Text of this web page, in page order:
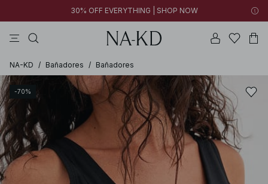
30% OFF EVERYTHING | SHOP NOW
NA-KD / Bañadores / Bañadores
-70%